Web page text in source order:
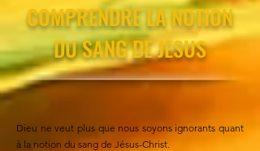
COMPRENDRE LA NOTION
DU SANG DE JESUS
Dieu ne veut plus que nous soyons ignorants quant
à la notion du sang de Jésus-Christ.